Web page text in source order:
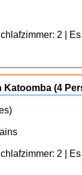
2 |
(4
2 |